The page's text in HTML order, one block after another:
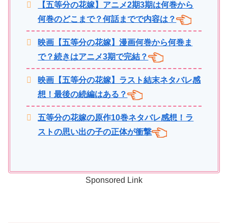
【五等分の花嫁】アニメ2期3期は何巻から
何巻のどこまで？何話までで内容は？
映画【五等分の花嫁】漫画何巻から何巻ま
で？続きはアニメ3期で完結？
映画【五等分の花嫁】ラスト結末ネタバレ感
想！最後の続編はある？
五等分の花嫁の原作10巻ネタバレ感想！ラ
ストの思い出の子の正体が衝撃
Sponsored Link